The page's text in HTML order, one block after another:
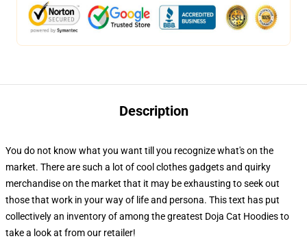
Description
You do not know what you want till you recognize what's on the
market. There are such a lot of cool clothes gadgets and quirky
merchandise on the market that it may be exhausting to seek out
those that work in your way of life and persona. This text has put
collectively an inventory of among the greatest Doja Cat Hoodies to
take a look at from our retailer!